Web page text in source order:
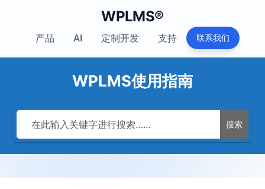
WPLMS®
产品 AI 定制开发 支持 联系我们
WPLMS使用指南
搜索